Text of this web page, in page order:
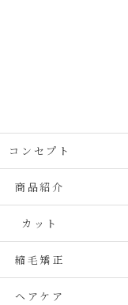
コンセプト
商品紹介
カット
縮毛矯正
ヘアケア